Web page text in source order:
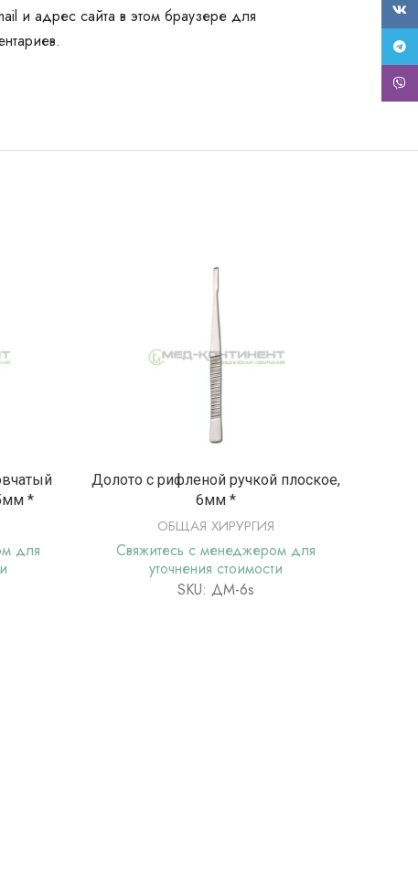
и адрес сайта в этом браузере для
*
для
ПОДРОБНЕЕ
Долото с рифленой ручкой плоское,
6мм *
ОБЩАЯ ХИРУРГИЯ
Свяжитесь с менеджером для
уточнения стоимости
SKU: ДМ-6s
ВК
Viber